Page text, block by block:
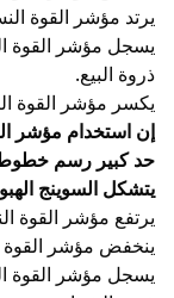
يرتد مؤشر القوة
يسجل مؤشر القوة
ذروة البيع.
يكسر مؤشر القوة
إن استخدام مؤشر
حد كبير رسم خطوط
يتشكل السوينج
يرتفع مؤشر القوة
ينخفض مؤشر القوة
يسجل مؤشر القوة